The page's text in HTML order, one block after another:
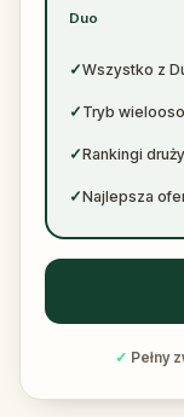
Duo
✓Wszystko z
✓ Tryb
✓Rankingi
✓Najlepsza
✓ Pełny